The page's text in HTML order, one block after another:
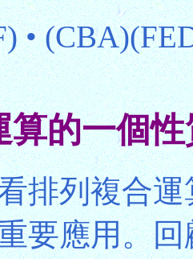
•
算的一個性
排列複合
要應用。